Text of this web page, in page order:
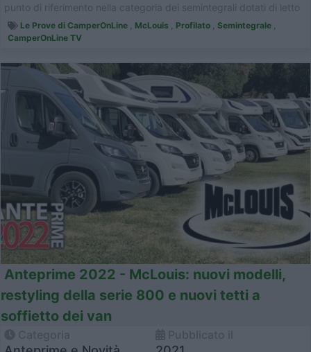
punto di riferimento nella categoria dei semintegrali dotati di letto
basculan...
Le Prove di CamperOnLine , McLouis , Profilato , Semintegrale ,
CamperOnLine TV
Anteprime 2022 - McLouis: nuovi modelli,
restyling della serie 800 e nuovi tetti a
soffietto dei van